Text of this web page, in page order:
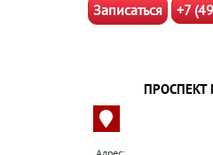
Записаться +7
ПРОСПЕКТ